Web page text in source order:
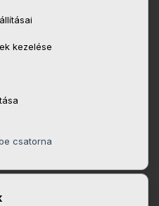
kezelése
csatorna